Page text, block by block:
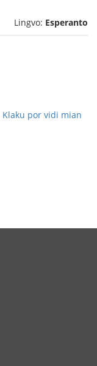
Lingvo: Esperanto
Klaku por vidi mian